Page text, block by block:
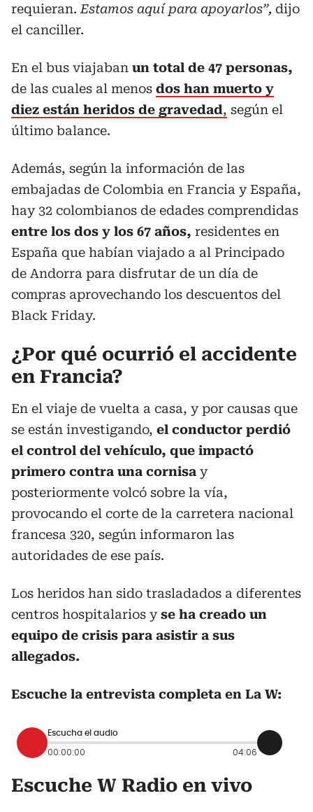
requieran. Estamos aquí para apoyarlos”, dijo
el canciller.
En el bus viajaban un total de 47 personas,
de las cuales al menos dos han muerto y
diez están heridos de gravedad, según el
último balance.
Además, según la información de las
embajadas de Colombia en Francia y España,
hay 32 colombianos de edades comprendidas
entre los dos y los 67 años, residentes en
España que habían viajado a al Principado
de Andorra para disfrutar de un día de
compras aprovechando los descuentos del
Black Friday.
¿Por qué ocurrió el accidente
en Francia?
En el viaje de vuelta a casa, y por causas que
se están investigando, el conductor perdió
el control del vehículo, que impactó
primero contra una cornisa y
posteriormente volcó sobre la vía,
provocando el corte de la carretera nacional
francesa 320, según informaron las
autoridades de ese país.
Los heridos han sido trasladados a diferentes
centros hospitalarios yse ha creado un
equipo de crisis para asistir a sus
allegados.
Escuche la entrevista completa en La W:
Escucha el audio
00:00:00 04:06
Escuche W Radio en vivo